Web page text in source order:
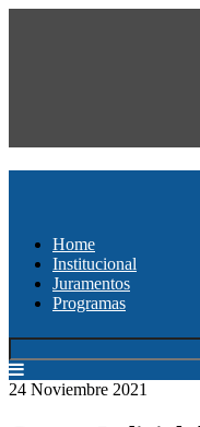
Home
Institucional
Juramentos
Programas
24 Noviembre 2021